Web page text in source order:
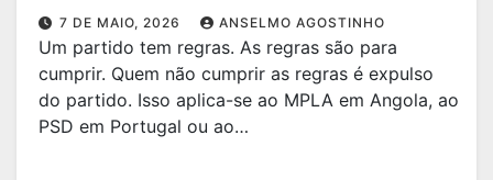
7 DE MAIO, 2026 ANSELMO AGOSTINHO
Um partido tem regras. As regras são para
cumprir. Quem não cumprir as regras é expulso
do partido. Isso aplica-se ao MPLA em Angola, ao
PSD em Portugal ou ao…